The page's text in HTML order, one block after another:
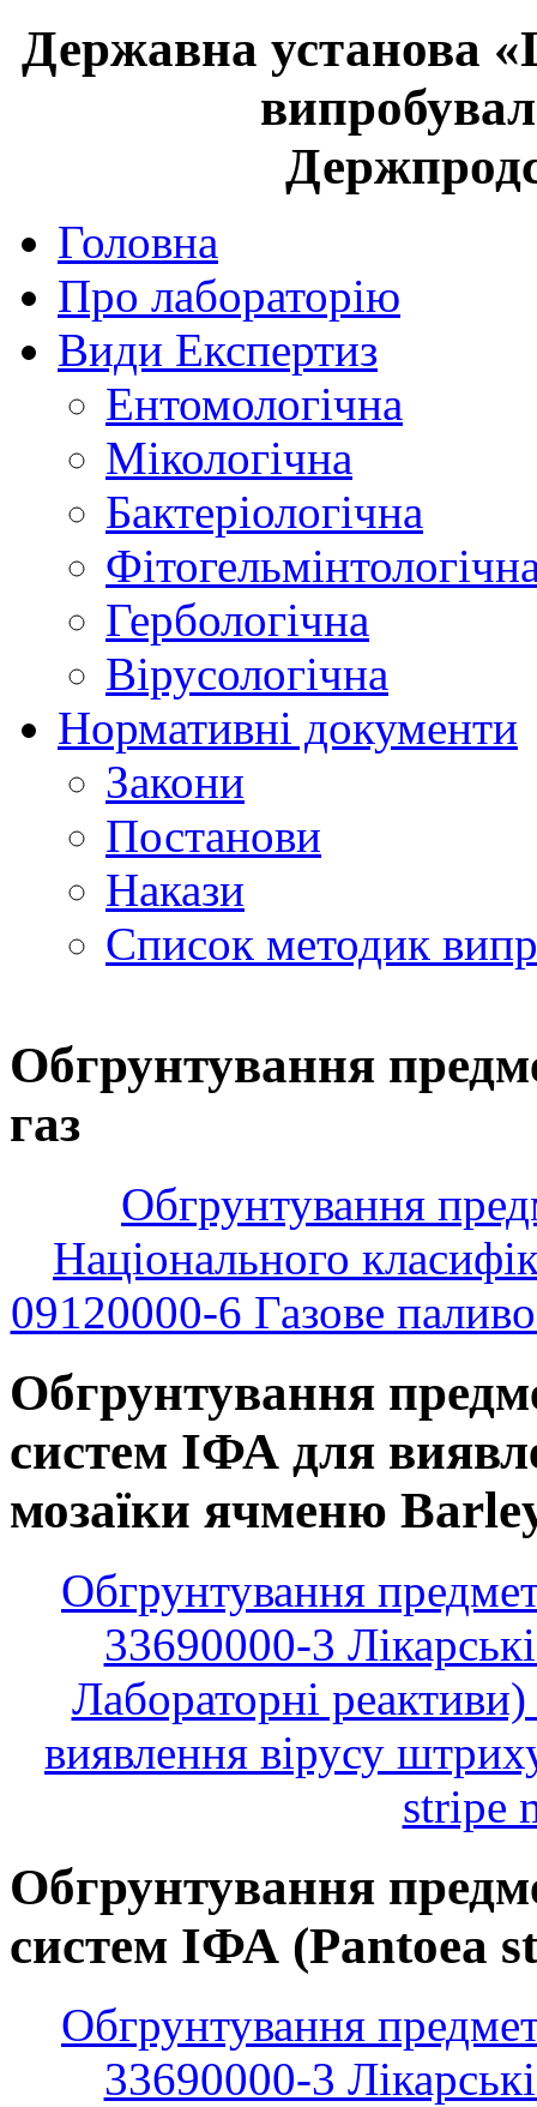
Державна установа
Головна
Про лабораторію
Види Експертиз
Ентомологічна
Мікологічна
Бактеріологічна
Гербологічна
Вірусологічна
Нормативні документи
Закони
Постанови
Накази
Список методик
Обгрунтування
газ
Обгрунтування
Національного
09120000-6 Газове
Обгрунтування
систем ІФА для
мозаїки ячменю
Обгрунтування
33690000-3
Лабораторні
виявлення вірусу
stripe
Обгрунтування
систем ІФА (Pantoea
Обгрунтування
33690000-3